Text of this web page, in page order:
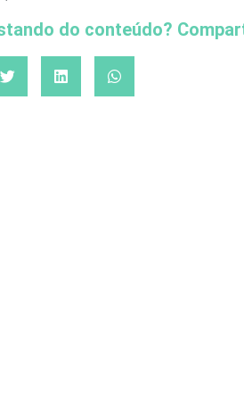
do conteúdo?